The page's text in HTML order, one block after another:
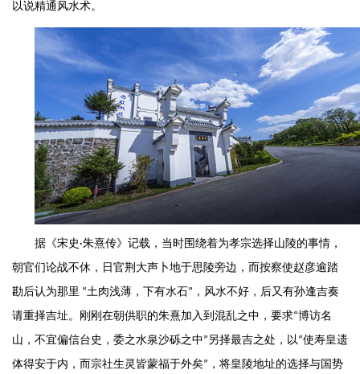
以说精通风水术。
据《宋史·朱熹传》记载，当时围绕着为孝宗选择山陵的事情，
朝官们论战不休，日官荆大声卜地于思陵旁边，而按察使赵彦逾踏
勘后认为那里 “土肉浅薄，下有水石”，风水不好，后又有孙逢吉奏
请重择吉址。刚刚在朝供职的朱熹加入到混乱之中，要求“博访名
山，不宜偏信台史，委之水泉沙砾之中”另择最吉之处，以“使寿皇遗
体得安于内，而宗社生灵皆蒙福于外矣”，将皇陵地址的选择与国势